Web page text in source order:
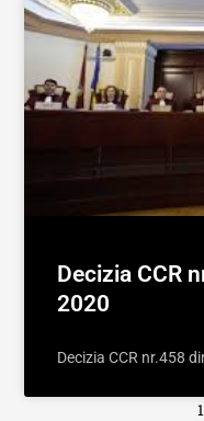
Decizia CCR
2020
Decizia CCR nr.458
1